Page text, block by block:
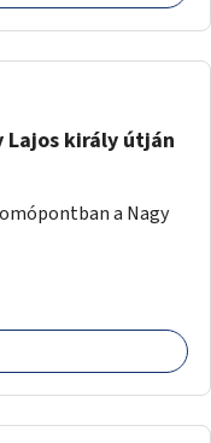
Lajos király útján
a Nagy